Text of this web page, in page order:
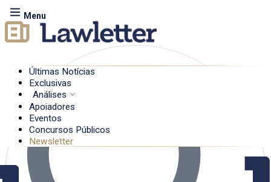
Menu
Últimas Notícias
Exclusivas
Análises
Apoiadores
Eventos
Concursos Públicos
Newsletter